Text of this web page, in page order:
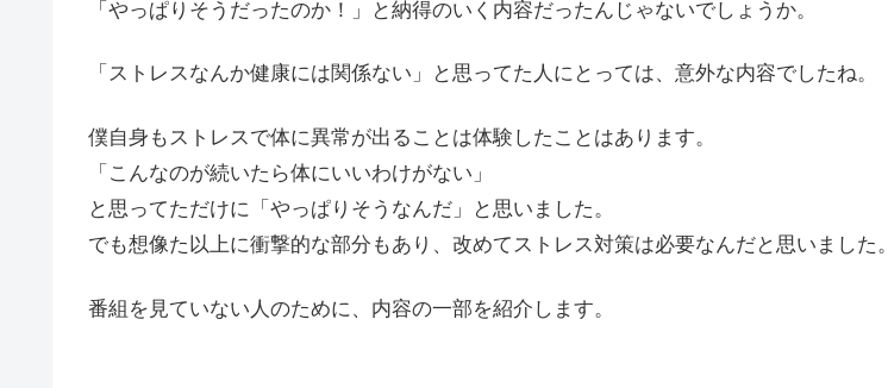
「やっぱりそうだったのか！」と納得のいく内容だったんじゃないでしょうか。
「ストレスなんか健康には関係ない」と思ってた人にとっては、意外な内容でしたね。
僕自身もストレスで体に異常が出ることは体験したことはあります。
「こんなのが続いたら体にいいわけがない」
と思ってただけに「やっぱりそうなんだ」と思いました。
でも想像た以上に衝撃的な部分もあり、改めてストレス対策は必要なんだと思いました。
番組を見ていない人のために、内容の一部を紹介します。